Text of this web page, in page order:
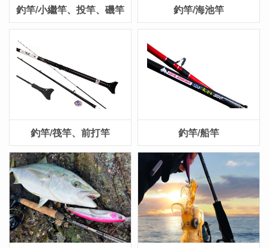
釣竿/小繼竿、投竿、磯竿 釣竿/海池竿
釣竿/筏竿、前打竿 釣竿/船竿